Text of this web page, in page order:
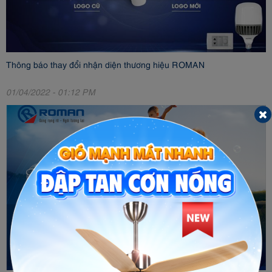
Thông báo thay đổi nhận diện thương hiệu ROMAN
01/04/2022 - 01:12 PM